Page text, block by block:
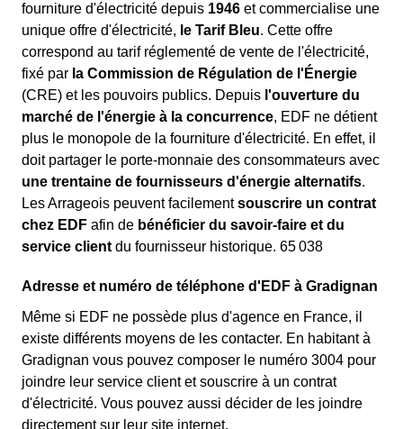
fourniture d'électricité depuis 1946 et commercialise une
unique offre d'électricité, le Tarif Bleu. Cette offre
correspond au tarif réglementé de vente de l'électricité,
fixé par la Commission de Régulation de l'Énergie
(CRE) et les pouvoirs publics. Depuis l'ouverture du
marché de l'énergie à la concurrence, EDF ne détient
plus le monopole de la fourniture d'électricité. En effet, il
doit partager le porte-monnaie des consommateurs avec
une trentaine de fournisseurs d'énergie alternatifs.
Les Arrageois peuvent facilementsouscrire un contrat
chez EDF afin de bénéficier du savoir-faire et du
service client du fournisseur historique. 65 038
Adresse et numéro de téléphone d'EDF à Gradignan
Même si EDF ne possède plus d'agence en France, il
existe différents moyens de les contacter. En habitant à
Gradignan vous pouvez composer le numéro 3004 pour
joindre leur service client et souscrire à un contrat
d'électricité. Vous pouvez aussi décider de les joindre
directement sur leur site internet.